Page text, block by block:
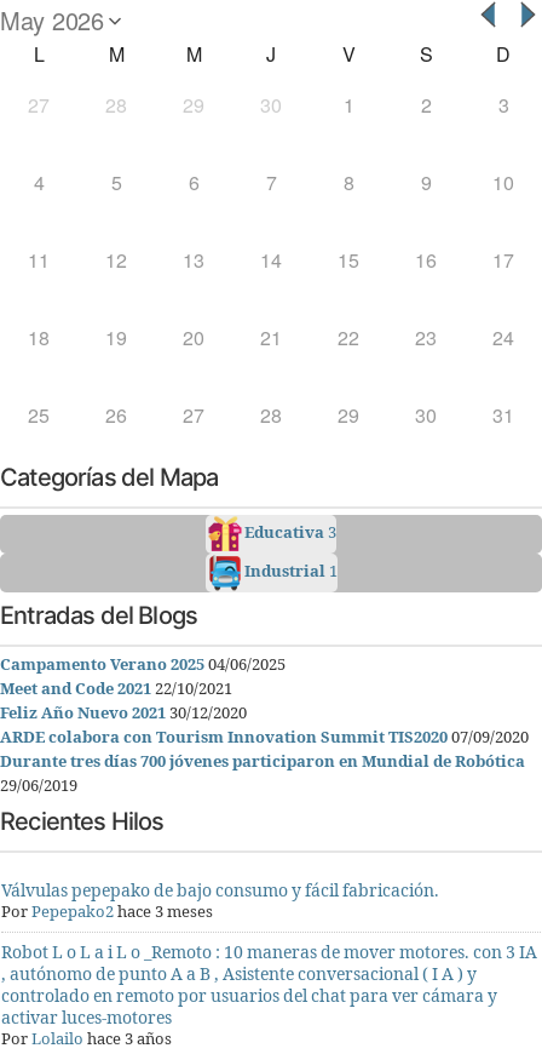
L M M J V S
D
27
28 29 30 1 2 3
4 5 6 7 8 9 10
11 12 13 14 15 16 17
18 19 20 21 22 23 24
25 26 27 28 29 30 31
Categorías del Mapa
Educativa3
Industrial 1
Entradas del Blogs
Campamento Verano 202504/06/2025
Meet and Code 202122/10/2021
Feliz Año Nuevo 202130/12/2020
ARDE colabora con Tourism Innovation Summit TIS202007/09/2020
Durante tres días 700 jóvenes participaron en Mundial de Robótica
29/06/2019
Recientes Hilos
Válvulas pepepako de bajo consumo y fácil fabricación.
PorPepepako2hace 3 meses
Robot L o L a i L o _Remoto : 10 maneras de mover motores. con 3 IA
, autónomo de punto A a B , Asistente conversacional ( I A ) y
controlado en remoto por usuarios del chat para ver cámara y
activar luces-motores
PorLolailo hace 3 años